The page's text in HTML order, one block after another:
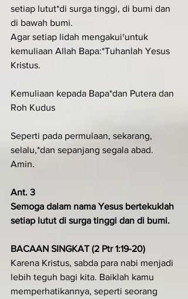
setiap lutut*di surga tinggi, di bumi dan
di bawah bumi.
Agar setiap lidah mengakui†untuk
kemuliaan Allah Bapa:*Tuhanlah Yesus
Kristus.
Kemuliaan kepada Bapa*dan Putera dan
Roh Kudus
Seperti pada permulaan, sekarang,
selalu,*dan sepanjang segala abad.
Amin.
Ant. 3
Semoga dalam nama Yesus bertekuklah
setiap lutut di surga tinggi dan di bumi.
BACAAN SINGKAT (2 Ptr 1:19-20)
Karena Kristus, sabda para nabi menjadi
lebih teguh bagi kita. Baiklah kamu
memperhatikannya, seperti seorang